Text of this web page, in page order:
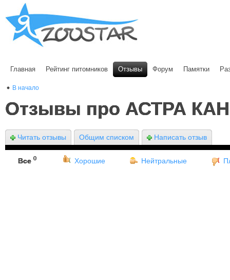
Главная Рейтинг питомников Отзывы Форум Памятки
В начало
Отзывы про АСТРА
Читать отзывы Общим списком Написать отзыв
Все 0 Хорошие Нейтральные